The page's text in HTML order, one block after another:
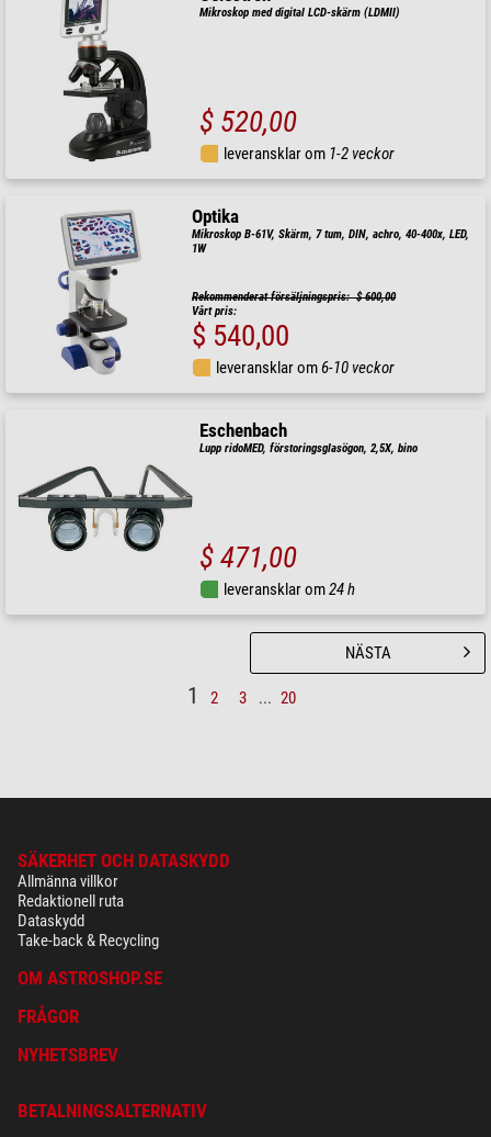
Mikroskop med digital LCD-skärm (LDMII)
$ 520,00
leveransklar om 1-2 veckor
Optika
Mikroskop B-61V, Skärm, 7 tum, DIN, achro, 40-400x, LED,
1W
Rekommenderat försäljningspris: $ 600,00
Vårt pris:
$ 540,00
leveransklar om6-10 veckor
Eschenbach
Lupp ridoMED, förstoringsglasögon, 2,5X, bino
$ 471,00
leveransklar om24 h
1 2 3 ... 20
NÄSTA
SÄKERHET OCH DATASKYDD
Allmänna villkor
Redaktionell ruta
Dataskydd
Take-back & Recycling
OM ASTROSHOP.SE
FRÅGOR
NYHETSBREV
BETALNINGSALTERNATIV